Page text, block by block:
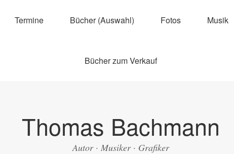
Termine Bücher (Auswahl) Fotos Musik
Bücher zum Verkauf
Thomas Bachmann
Autor · Musiker · Grafiker